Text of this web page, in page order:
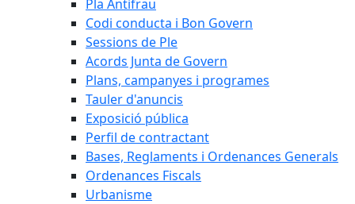
Pla Antifrau
Codi conducta i Bon Govern
Sessions de Ple
Acords Junta de Govern
Plans, campanyes i programes
Tauler d'anuncis
Exposició pública
Perfil de contractant
Bases, Reglaments i Ordenances Generals
Ordenances Fiscals
Urbanisme